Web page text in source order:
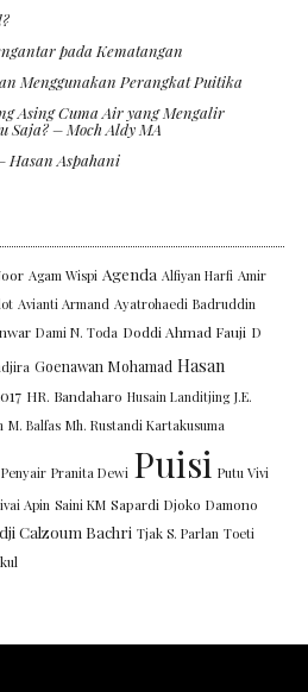
pada Kematangan
Menggunakan Perangkat Puitika
Asing Cuma Air yang Mengalir
Saja? – Moch Aldy MA
Hasan Aspahani
Agam Wispi Agenda Alfiyan Harfi Amir
Avianti Armand Ayatrohaedi Badruddin
Dami N. Toda Doddi Ahmad Fauji D
Goenawan Mohamad Hasan
HR. Bandaharo Husain Landitjing J.E.
M. Balfas Mh. Rustandi Kartakusuma
Penyair Pranita Dewi Puisi Putu Vivi
Apin Saini KM Sapardi Djoko Damono
Calzoum Bachri Tjak S. Parlan Toeti